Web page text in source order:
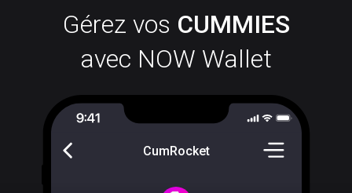
Gérez vos CUMMIES
avec NOW Wallet
CumRocket